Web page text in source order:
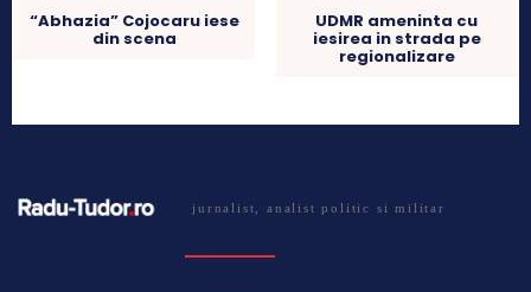
“Abhazia” Cojocaru iese
din scena
UDMR ameninta cu
iesirea in strada pe
regionalizare
jurnalist, analist politic si militar